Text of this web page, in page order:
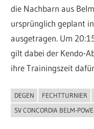
die Nachbarn aus
ursprünglich geplant
ausgetragen. Um
gilt dabei der Kendo-
ihre Trainingszeit
ALLGEMEIN
DEGEN FECHTTURNIER
SV CONCORDIA BELM-POWE